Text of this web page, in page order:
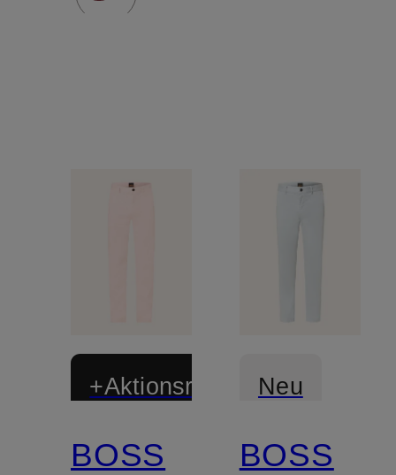
+Aktionsrabatt
BOSS
Neu
BOSS